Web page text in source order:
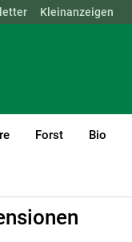
OÖ SBG STMK
Kleinanzeigen
Forst Bio